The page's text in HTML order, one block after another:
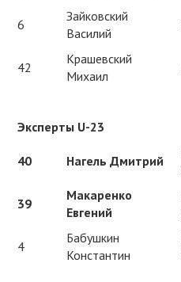
6
Зайковский
Василий
42
Крашевский
Михаил
Эксперты U-23
40 Нагель Дмитрий
39
Макаренко
Евгений
4
Бабушкин
Константин